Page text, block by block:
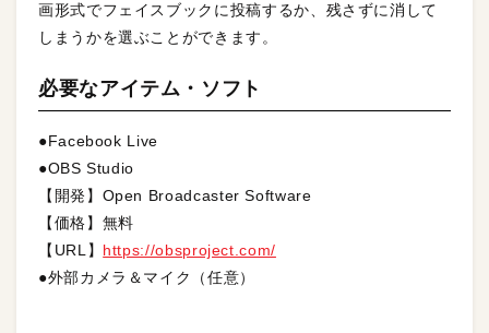
画形式でフェイスブックに投稿するか、残さずに消して
しまうかを選ぶことができます。
必要なアイテム・ソフト
●Facebook Live
●OBS Studio
【開発】Open Broadcaster Software
【価格】無料
【URL】 https://obsproject.com/
●外部カメラ＆マイク（任意）